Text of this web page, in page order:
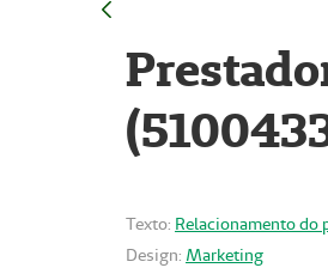
Texto: Relacionamento do
Design: Marketing